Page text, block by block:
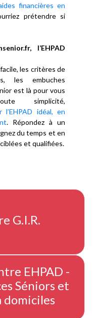
financières en
prétendre si
l’EHPAD
les critères de
les embuches
est là pour vous
simplicité,
l’EHPAD idéal, en
. Répondez à un
du temps et en
et qualifiées.
G.I.R.
EHPAD -
Séniors et
domiciles